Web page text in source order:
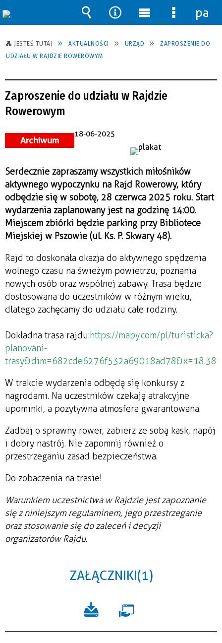
JESTEŚ TUTAJ AKTUALNOŚCI URZĄD
ZAPROSZENIE DO
UDZIAŁU W RAJDZIE ROWEROWYM
Zaproszenie do udziału w Rajdzie
Rowerowym
Archiwum
18-06-2025
Serdecznie zapraszamy wszystkich miłośników
aktywnego wypoczynku na Rajd Rowerowy, który
odbędzie się w sobotę, 28 czerwca 2025 roku. Start
wydarzenia zaplanowany jest na godzinę 14:00.
Miejscem zbiórki będzie parking przy Bibliotece
Miejskiej w Pszowie (ul. Ks. P. Skwary 48).
Rajd to doskonała okazja do aktywnego spędzenia
wolnego czasu na świeżym powietrzu, poznania
nowych osób oraz wspólnej zabawy. Trasa będzie
dostosowana do uczestników w różnym wieku,
dlatego zachęcamy do udziału całe rodziny.
Dokładna trasa rajdu:https://mapy.com/pl/turisticka?
planovani-
W trakcie wydarzenia odbędą się konkursy z
nagrodami. Na uczestników czekają atrakcyjne
upominki, a pozytywna atmosfera gwarantowana.
Zadbaj o sprawny rower, zabierz ze sobą kask, napój
i dobry nastrój. Nie zapomnij również o
przestrzeganiu zasad bezpieczeństwa.
Do zobaczenia na trasie!
Warunkiem uczestnictwa w Rajdzie jest zapoznanie
się z niniejszym regulaminem, jego przestrzeganie
oraz stosowanie się do zaleceń i decyzji
organizatorów Rajdu.
ZAŁĄCZNIKI (1)
Wyszukiwarka
Narzędzia
Menu
główne
Menu